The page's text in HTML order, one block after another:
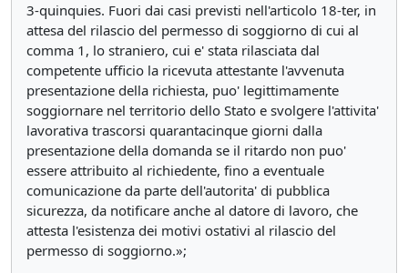
3-quinquies. Fuori dai casi previsti nell'articolo 18-ter, in
attesa del rilascio del permesso di soggiorno di cui al
comma 1, lo straniero, cui e' stata rilasciata dal
competente ufficio la ricevuta attestante l'avvenuta
presentazione della richiesta, puo' legittimamente
soggiornare nel territorio dello Stato e svolgere l'attivita'
lavorativa trascorsi quarantacinque giorni dalla
presentazione della domanda se il ritardo non puo'
essere attribuito al richiedente, fino a eventuale
comunicazione da parte dell'autorita' di pubblica
sicurezza, da notificare anche al datore di lavoro, che
attesta l'esistenza dei motivi ostativi al rilascio del
permesso di soggiorno.»;